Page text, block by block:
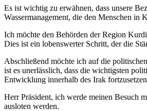
Es ist wichtig zu erwähnen, dass unsere
Wassermanagement, die den Menschen in
Ich möchte den Behörden der Region
Dies ist ein lobenswerter Schritt, der die
Abschließend möchte ich auf die
ist es unerlässlich, dass die wichtigsten
Entwicklung innerhalb des Irak
Herr Präsident, ich werde meinen Besuch
ausloten werden.